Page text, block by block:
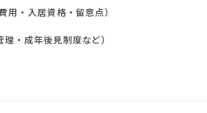
用・入居資格・留意点）
理・成年後見制度など）